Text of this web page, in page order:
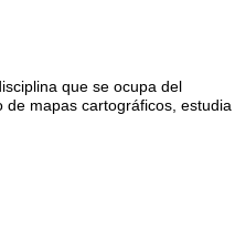
que se ocupa del
mapas cartográficos, estudia